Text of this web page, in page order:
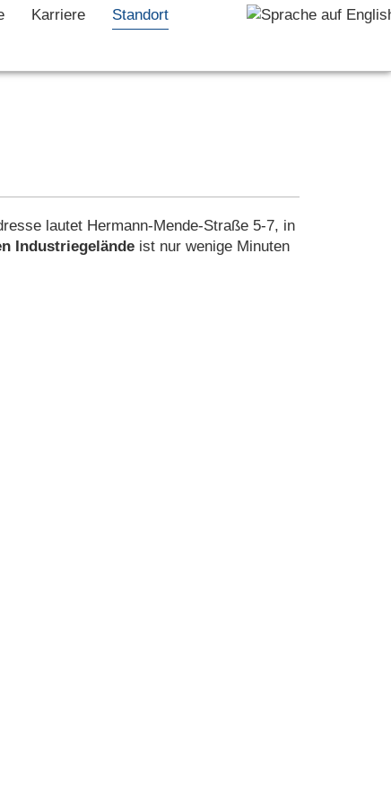
Karriere Standort
lautet Hermann-Mende-Straße 5-7, in
Industriegelände ist nur wenige Minuten